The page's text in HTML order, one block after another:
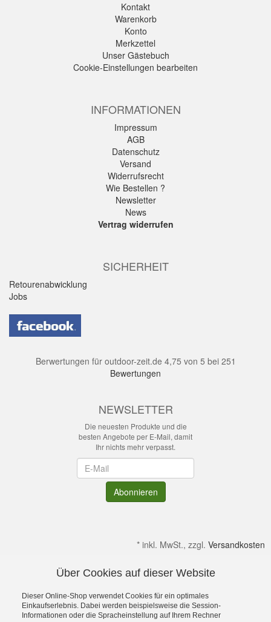
Kontakt
Warenkorb
Konto
Merkzettel
Unser Gästebuch
Cookie-Einstellungen bearbeiten
INFORMATIONEN
Impressum
AGB
Datenschutz
Versand
Widerrufsrecht
Wie Bestellen ?
Newsletter
News
Vertrag widerrufen
SICHERHEIT
Retourenabwicklung
Jobs
Berwertungen für outdoor-zeit.de 4,75 von 5 bei 251
Bewertungen
NEWSLETTER
Die neuesten Produkte und die
besten Angebote per E-Mail, damit
Ihr nichts mehr verpasst.
Abonnieren
* inkl. MwSt., zzgl. Versandkosten
Irrtümer & kleine Produktabweichungen vorbehalten!
Gültig solange Verfügbar. Die Abbildungen enthalten teilweise
Dekoration bzw. Zusatzausstattung. Preise gelten ohne diese.
Über Cookies auf dieser Website
Dieser Online-Shop verwendet Cookies für ein optimales
Einkaufserlebnis. Dabei werden beispielsweise die Session-
Informationen oder die Spracheinstellung auf Ihrem Rechner